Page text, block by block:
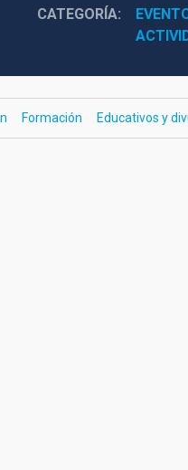
CATEGORÍA
Formación Educativos y